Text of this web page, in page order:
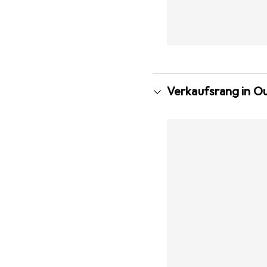
Verkaufsrang in